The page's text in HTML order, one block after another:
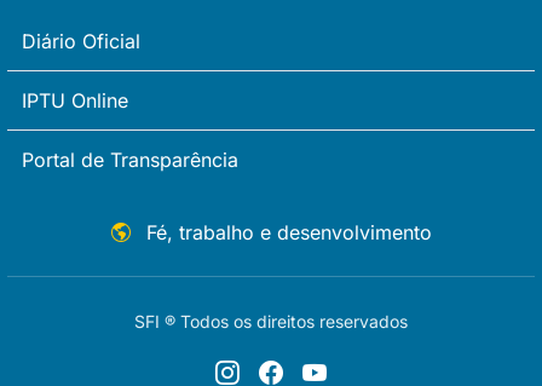
Diário Oficial
IPTU Online
Portal de Transparência
Fé, trabalho e desenvolvimento
SFI ® Todos os direitos reservados